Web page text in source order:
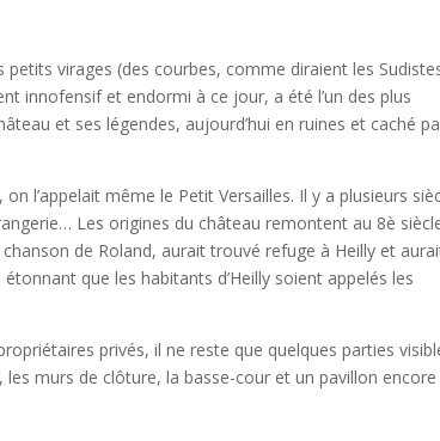
virages (des courbes, comme diraient les
innofensif et endormi à ce jour, a été l’un des plus
et ses légendes, aujourd’hui en ruines et caché
l’appelait même le Petit Versailles. Il y a plusieurs
Les origines du château remontent au 8è
de Roland, aurait trouvé refuge à Heilly et
que les habitants d’Heilly soient appelés les
privés, il ne reste que quelques parties
les murs de clôture, la basse-cour et un pavillon encore